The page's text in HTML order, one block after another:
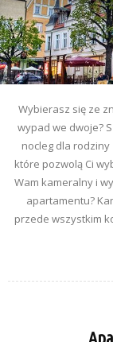
Wybierasz się ze
wypad we dwoje?
nocleg dla rodziny
które pozwolą Ci
Wam kameralny i
apartamentu?
przede wszystkim